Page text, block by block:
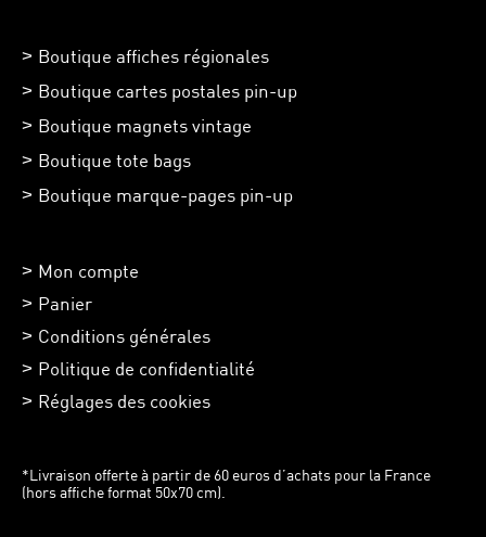
Boutique affiches régionales
Boutique cartes postales pin-up
Boutique magnets vintage
Boutique tote bags
Boutique marque-pages pin-up
Mon compte
Panier
Conditions générales
Politique de confidentialité
Réglages des cookies
*Livraison offerte à partir de 60 euros d’achats pour la France
(hors affiche format 50x70 cm).